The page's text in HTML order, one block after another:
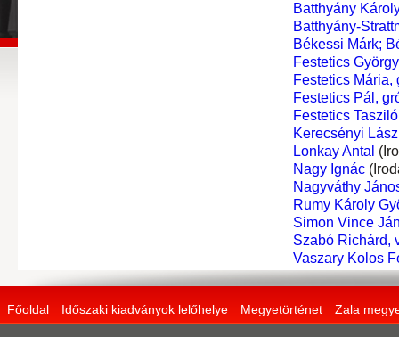
Batthyány
Batthyány-
Békessi Márk;
Festetics
Festetics Mária,
Festetics Pál,
Festetics
Kerecsényi
Lonkay Antal
Nagy Ignác
Nagyváthy
Rumy Károly
Simon Vince
Szabó Richárd,
Vaszary Kolos
Főoldal Időszaki kiadványok lelőhelye Megyetörténet Zala